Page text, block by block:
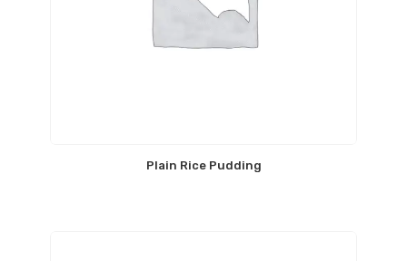
Plain Rice Pudding